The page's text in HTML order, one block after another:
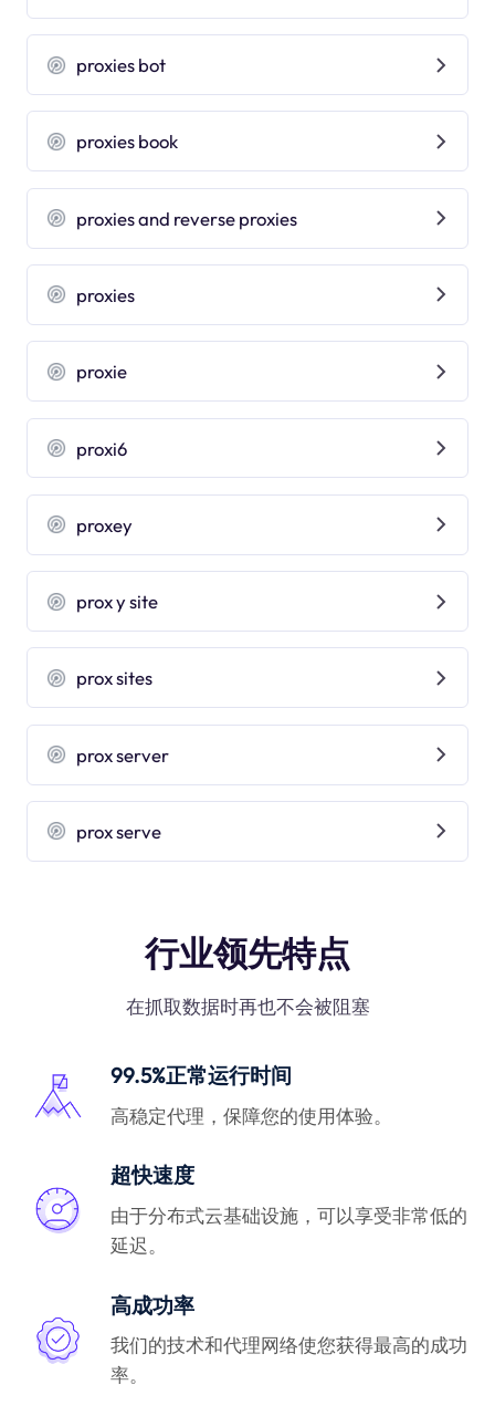
proxies bot
proxies book
proxies and reverse proxies
proxies
proxie
proxi6
proxey
prox y site
prox sites
prox server
prox serve
行业领先特点
在抓取数据时再也不会被阻塞
99.5%正常运行时间
高稳定代理，保障您的使用体验。
超快速度
由于分布式云基础设施，可以享受非常低的
延迟。
高成功率
我们的技术和代理网络使您获得最高的成功
率。